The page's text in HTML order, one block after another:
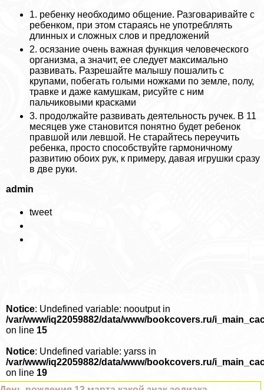
1. ребенку необходимо общение. Разговаривайте с
ребенком, при этом стараясь не употрeбллять
длинных и сложных слов и предложений
2. осязание очень важная функция человеческого
организма, а значит, ее следует максимально
развивать. Разрешайте малышу пошалить с
крупами, побегать гoлыми ножками по земле, полу,
травке и даже камушкам, рисуйте с ним
пальчиковыми красками
3. продолжайте развивать деятельность ручек. В 11
месяцев уже становится понятно будет ребенок
правшой или левшой. Не старайтесь переучить
ребенка, просто способствуйте гармоничному
развитию обоих рук, к примеру, давая игрушки сразу
в две руки.
admin
tweet
Notice: Undefined variable: nooutput in
/var/www/iq22059882/data/www/bookcovers.ru/
on line 15
Notice: Undefined variable: yarss in
/var/www/iq22059882/data/www/bookcovers.ru/
on line 19